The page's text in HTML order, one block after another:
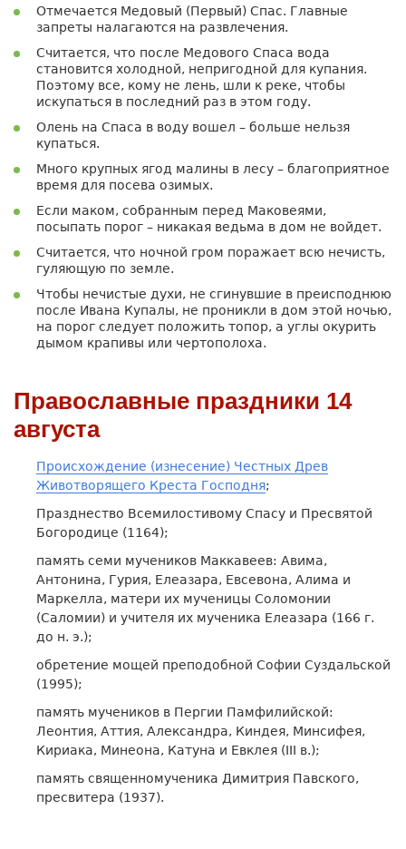
Отмечается Медовый (Первый) Спас. Главные
запреты налагаются на развлечения.
Считается, что после Медового Спаса вода
становится холодной, непригодной для купания.
Поэтому все, кому не лень, шли к реке, чтобы
искупаться в последний раз в этом году.
Олень на Спаса в воду вошел – больше нельзя
купаться.
Много крупных ягод малины в лесу – благоприятное
время для посева озимых.
Если маком, собранным перед Маковеями,
посыпать порог – никакая ведьма в дом не войдет.
Считается, что ночной гром поражает всю нечисть,
гуляющую по земле.
Чтобы нечистые духи, не сгинувшие в преисподнюю
после Ивана Купалы, не проникли в дом этой ночью,
на порог следует положить топор, а углы окурить
дымом крапивы или чертополоха.
Православные праздники 14
августа
Происхождение (изнесение) Честных Древ
Животворящего Креста Господня;
Празднество Всемилостивому Спасу и Пресвятой
Богородице (1164);
память cеми мучеников Маккавеев: Авима,
Антонина, Гурия, Елеазара, Евсевона, Алима и
Маркелла, матери их мученицы Соломонии
(Саломии) и учителя их мученика Елеазара (166 г.
до н. э.);
обретение мощей преподобной Софии Суздальской
(1995);
память мучеников в Пергии Памфилийской:
Леонтия, Аттия, Александра, Киндея, Минсифея,
Кириака, Минеона, Катуна и Евклея (III в.);
память священномученика Димитрия Павского,
пресвитера (1937).